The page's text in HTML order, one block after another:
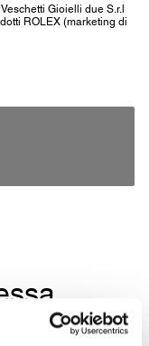
Gioielli due S.r.l
ROLEX (marketing di